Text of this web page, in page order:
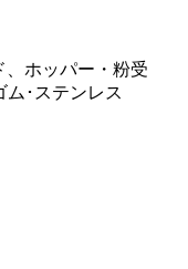
ホッパー・粉受
ム･ステンレス